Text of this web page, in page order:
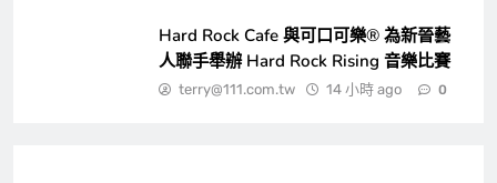
Hard Rock Cafe 與可口可樂® 為新晉藝
人聯手舉辦 Hard Rock Rising 音樂比賽
terry@111.com.tw 14 小時 ago 0